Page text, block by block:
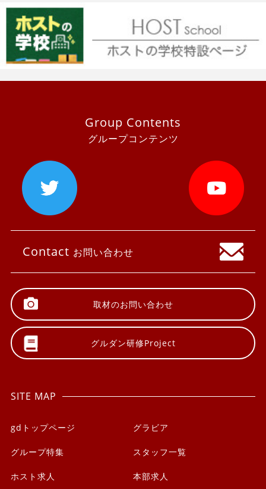
Group Contents
グループコンテンツ
Contact お問い合わせ
取材のお問い合わせ
グルダン研修Project
SITE MAP
gdトップページ グラビア
グループ特集 スタッフ一覧
ホスト求人 本部求人